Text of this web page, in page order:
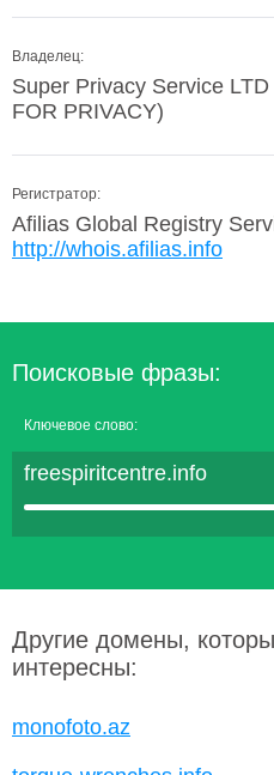
Владелец:
Super Privacy Service
FOR PRIVACY)
Регистратор:
Afilias Global Registry
http://whois.afilias.info
Поисковые фразы:
Ключевое слово:
freespiritcentre.info
Другие домены,
интересны:
monofoto.az